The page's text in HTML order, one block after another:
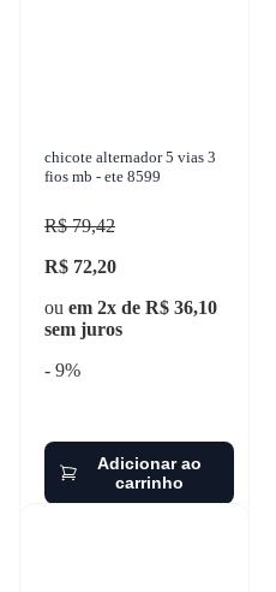
chicote alternador 5 vias 3
fios mb - ete 8599
R$ 79,42
R$ 72,20
ou em 2x de R$ 36,10
sem juros
- 9%
Adicionar ao
carrinho